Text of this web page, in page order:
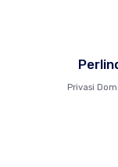
Privasi